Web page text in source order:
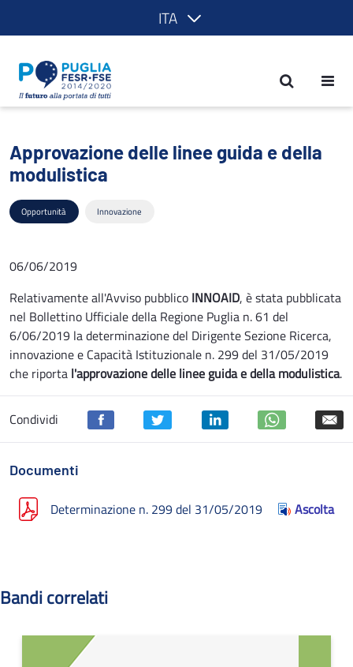
ITA
Approvazione delle linee guida e della
Approvazione delle linee guida e della
modulistica
Opportunità Innovazione
06/06/2019
Relativamente all'Avviso pubblico INNOAID, è stata pubblicata
nel Bollettino Ufficiale della Regione Puglia n. 61 del
6/06/2019 la determinazione del Dirigente Sezione Ricerca,
innovazione e Capacità Istituzionale n. 299 del 31/05/2019
che riporta l'approvazione delle linee guida e della modulistica.
Condividi
Documenti
Determinazione n. 299 del 31/05/2019 Ascolta
Bandi correlati